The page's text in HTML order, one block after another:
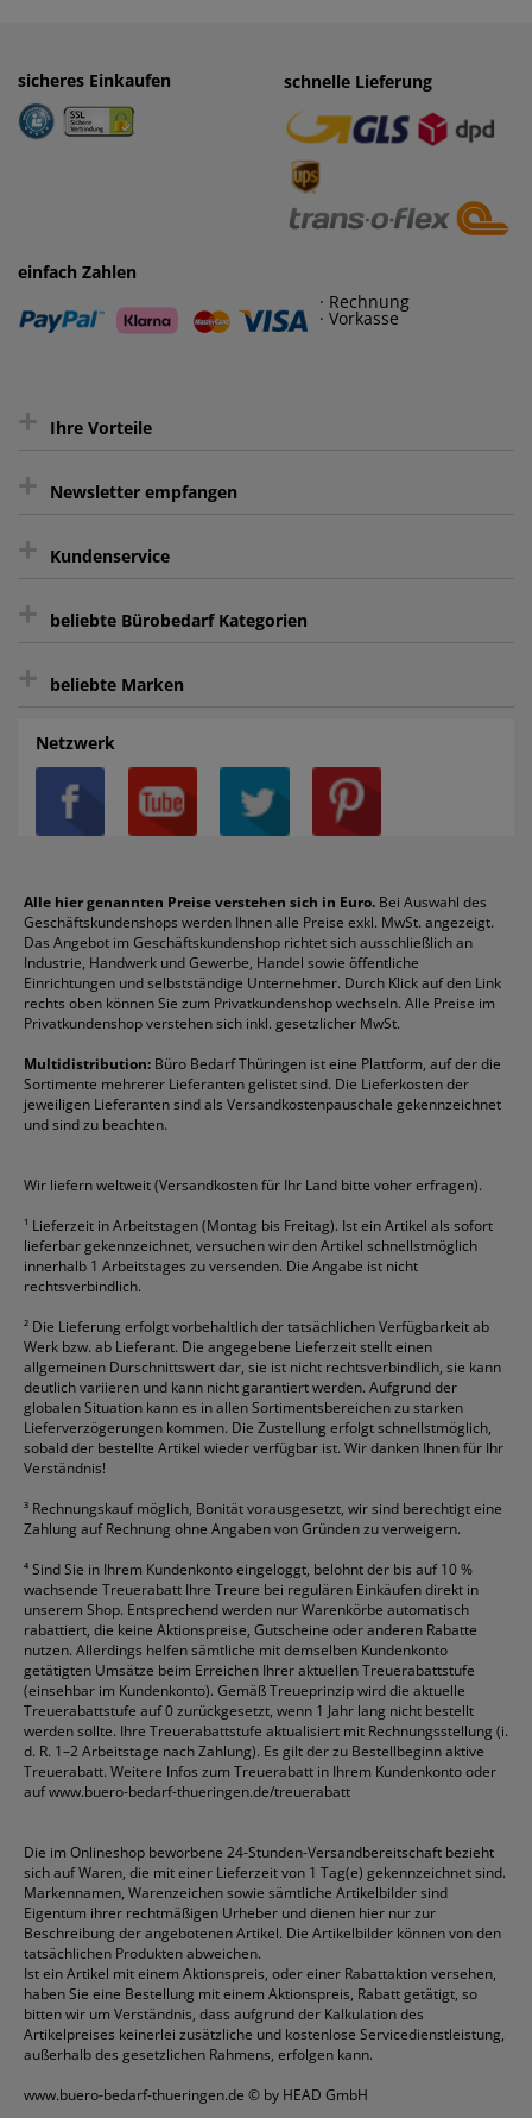
sicheres Einkaufen einfaches Zahlen
· Rechnung
· Vorkasse
schnelle Lieferung
einfach Zahlen
· Rechnung
· Vorkasse
+ Ihre Vorteile
Kauf auf Rechnung³
sicher Shoppen durch SSL
intelligentes Kundenkonto
+ Newsletter empfangen
Sie können sich zu jeder Zeit abmelden.
+ Kundenservice
Kontakt
FAQ
AGB
Datenschutz
Privatsphäre-Einstellungen
Über uns
Reklamation / Retouren
Vertrag widerrufen (Privatkunden)
Rabatte & Aktionen
+ beliebte Bürobedarf Kategorien
Aktenvernichter
Batterien
Bleistifte
Blöcke
Boardmarker
Briefumschläge
Druckerpatronen
Etiketten
Fineliner
Folienschreiber
Formulare
Gelschreiber
Geschäftsbücher
Heftstreifen
Kaffee
Klebeband
Klemmmappen
Kopierpapier
Korrekturmittel
Kugelschreiber
Mappen
Ordner
Packband
Permanentmarker
Radiergummis
Schnellhefter
Sichthüllen
Taschenrechner
Textmarker
Tintenroller
Tintenpatronen
Toilettenpapier
Toner
Versandmaterial
Versandtaschen
+ beliebte Marken
Alco
Avery/Zweckform
Canon
Durable
DYMO
Edding
Esselte
Faber-Castell
Fellowes
Franken
Fripa
HP
Leitz
Läufer
Melitta
Pentel
Pelikan
Pilot
Pritt
Schneider
Stabilo
Staedtler
alle Marken anzeigen
Netzwerk
Alle hier genannten Preise verstehen sich in Euro. Bei Auswahl des
Geschäftskundenshops werden Ihnen alle Preise exkl. MwSt. angezeigt.
Das Angebot im Geschäftskundenshop richtet sich ausschließlich an
Industrie, Handwerk und Gewerbe, Handel sowie öffentliche
Einrichtungen und selbstständige Unternehmer. Durch Klick auf den Link
rechts oben können Sie zum Privatkundenshop wechseln. Alle Preise im
Privatkundenshop verstehen sich inkl. gesetzlicher MwSt.
Multidistribution: Büro Bedarf Thüringen ist eine Plattform, auf der die
Sortimente mehrerer Lieferanten gelistet sind. Die Lieferkosten der
jeweiligen Lieferanten sind als Versandkostenpauschale gekennzeichnet
und sind zu beachten.
Wir liefern weltweit (Versandkosten für Ihr Land bitte voher erfragen).
¹ Lieferzeit in Arbeitstagen (Montag bis Freitag). Ist ein Artikel als sofort
lieferbar gekennzeichnet, versuchen wir den Artikel schnellstmöglich
innerhalb 1 Arbeitstages zu versenden. Die Angabe ist nicht
rechtsverbindlich.
² Die Lieferung erfolgt vorbehaltlich der tatsächlichen Verfügbarkeit ab
Werk bzw. ab Lieferant. Die angegebene Lieferzeit stellt einen
allgemeinen Durschnittswert dar, sie ist nicht rechtsverbindlich, sie kann
deutlich variieren und kann nicht garantiert werden. Aufgrund der
globalen Situation kann es in allen Sortimentsbereichen zu starken
Lieferverzögerungen kommen. Die Zustellung erfolgt schnellstmöglich,
sobald der bestellte Artikel wieder verfügbar ist. Wir danken Ihnen für Ihr
Verständnis!
³ Rechnungskauf möglich, Bonität vorausgesetzt, wir sind berechtigt eine
Zahlung auf Rechnung ohne Angaben von Gründen zu verweigern.
⁴Sind Sie in Ihrem Kundenkonto eingeloggt, belohnt der bis auf 10 %
wachsende Treuerabatt Ihre Treure bei regulären Einkäufen direkt in
unserem Shop. Entsprechend werden nur Warenkörbe automatisch
rabattiert, die keine Aktionspreise, Gutscheine oder anderen Rabatte
nutzen. Allerdings helfen sämtliche mit demselben Kundenkonto
getätigten Umsätze beim Erreichen Ihrer aktuellen Treuerabattstufe
(einsehbar im Kundenkonto). Gemäß Treueprinzip wird die aktuelle
Treuerabattstufe auf 0 zurückgesetzt, wenn 1 Jahr lang nicht bestellt
werden sollte. Ihre Treuerabattstufe aktualisiert mit Rechnungsstellung (i.
d. R. 1–2 Arbeitstage nach Zahlung). Es gilt der zu Bestellbeginn aktive
Treuerabatt. Weitere Infos zum Treuerabatt in Ihrem Kundenkonto oder
aufwww.buero-bedarf-thueringen.de/treuerabatt
Die im Onlineshop beworbene 24-Stunden-Versandbereitschaft bezieht
sich auf Waren, die mit einer Lieferzeit von 1 Tag(e) gekennzeichnet sind.
Markennamen, Warenzeichen sowie sämtliche Artikelbilder sind
Eigentum ihrer rechtmäßigen Urheber und dienen hier nur zur
Beschreibung der angebotenen Artikel. Die Artikelbilder können von den
tatsächlichen Produkten abweichen.
Ist ein Artikel mit einem Aktionspreis, oder einer Rabattaktion versehen,
haben Sie eine Bestellung mit einem Aktionspreis, Rabatt getätigt, so
bitten wir um Verständnis, dass aufgrund der Kalkulation des
Artikelpreises keinerlei zusätzliche und kostenlose Servicedienstleistung,
außerhalb des gesetzlichen Rahmens, erfolgen kann.
www.buero-bedarf-thueringen.de © by HEAD GmbH